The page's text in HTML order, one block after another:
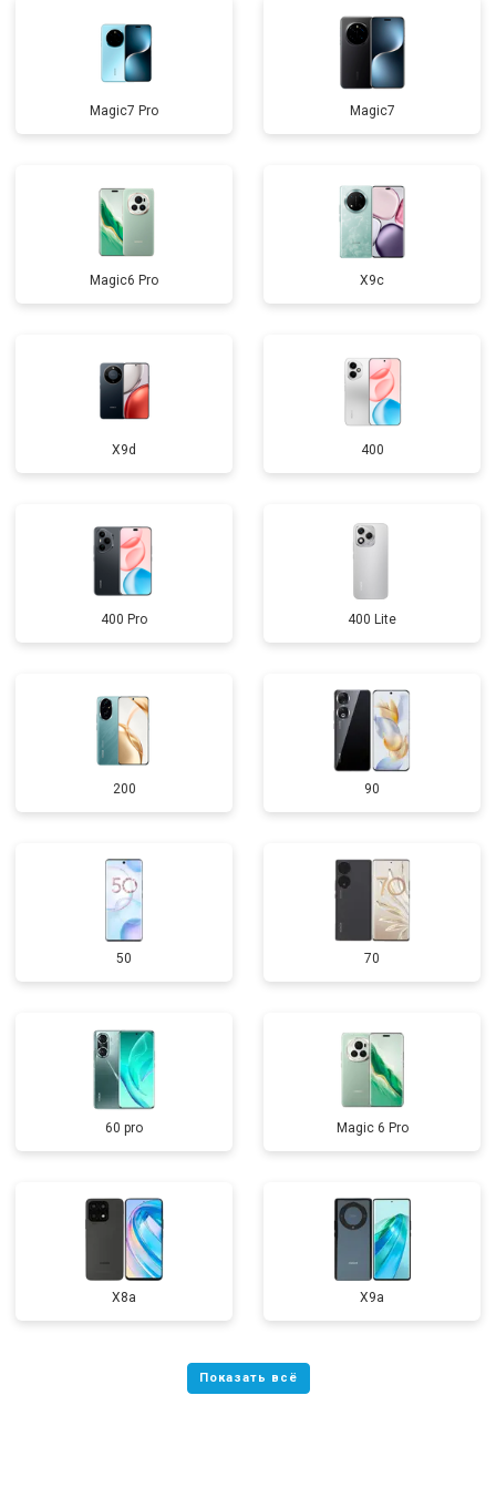
Magic7 Pro Magic7
Magic6 Pro X9c
X9d 400
400 Pro 400 Lite
200 90
50 70
60 pro Magic 6 Pro
X8a X9a